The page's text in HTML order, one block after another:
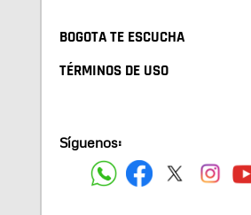
BOGOTA TE ESCUCHA
TÉRMINOS DE USO
Síguenos: